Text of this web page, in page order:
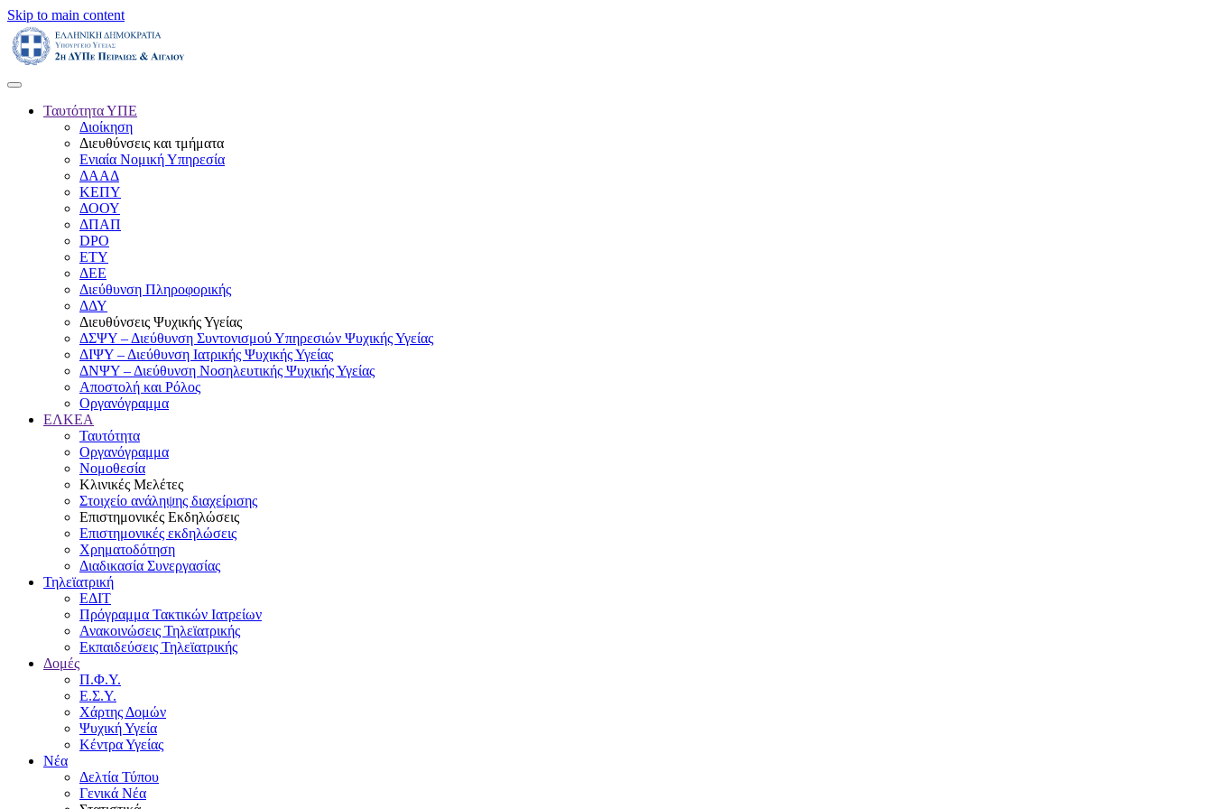
Skip to main content
Ταυτότητα ΥΠΕ
Διοίκηση
Διευθύνσεις και τμήματα
Ενιαία Νομική Υπηρεσία
ΔΑΑΔ
ΚΕΠΥ
ΔΟΟΥ
ΔΠΑΠ
DPO
ΕΤΥ
ΔΕΕ
Διεύθυνση Πληροφορικής
ΔΔΥ
Διευθύνσεις Ψυχικής Υγείας
ΔΣΨΥ – Διεύθυνση Συντονισμού Υπηρεσιών Ψυχικής Υγείας
ΔΙΨΥ – Διεύθυνση Ιατρικής Ψυχικής Υγείας
ΔΝΨΥ – Διεύθυνση Νοσηλευτικής Ψυχικής Υγείας
Αποστολή και Ρόλος
Οργανόγραμμα
ΕΛΚΕΑ
Ταυτότητα
Οργανόγραμμα
Νομοθεσία
Κλινικές Μελέτες
Στοιχείο ανάληψης διαχείρισης
Επιστημονικές Εκδηλώσεις
Επιστημονικές εκδηλώσεις
Χρηματοδότηση
Διαδικασία Συνεργασίας
Τηλεϊατρική
ΕΔΙΤ
Πρόγραμμα Τακτικών Ιατρείων
Ανακοινώσεις Τηλεϊατρικής
Εκπαιδεύσεις Τηλεϊατρικής
Δομές
Π.Φ.Υ.
Ε.Σ.Υ.
Χάρτης Δομών
Ψυχική Υγεία
Κέντρα Υγείας
Νέα
Δελτία Τύπου
Γενικά Νέα